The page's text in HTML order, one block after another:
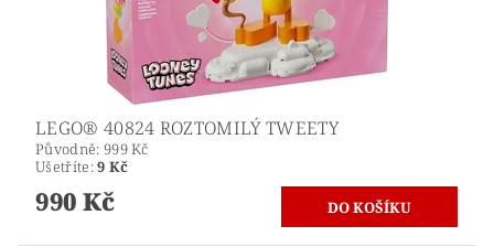
LEGO® 40824 ROZTOMILÝ TWEETY
Původně: 999 Kč
Ušetříte:9 Kč
990 Kč